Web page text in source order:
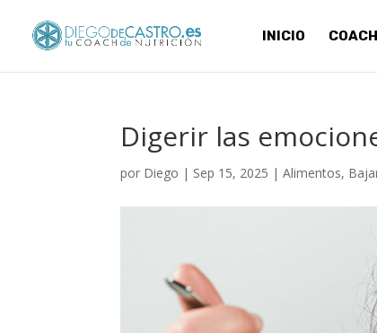
INICIO
Digerir las
por Diego | Sep 15, 2025 |Alimentos,